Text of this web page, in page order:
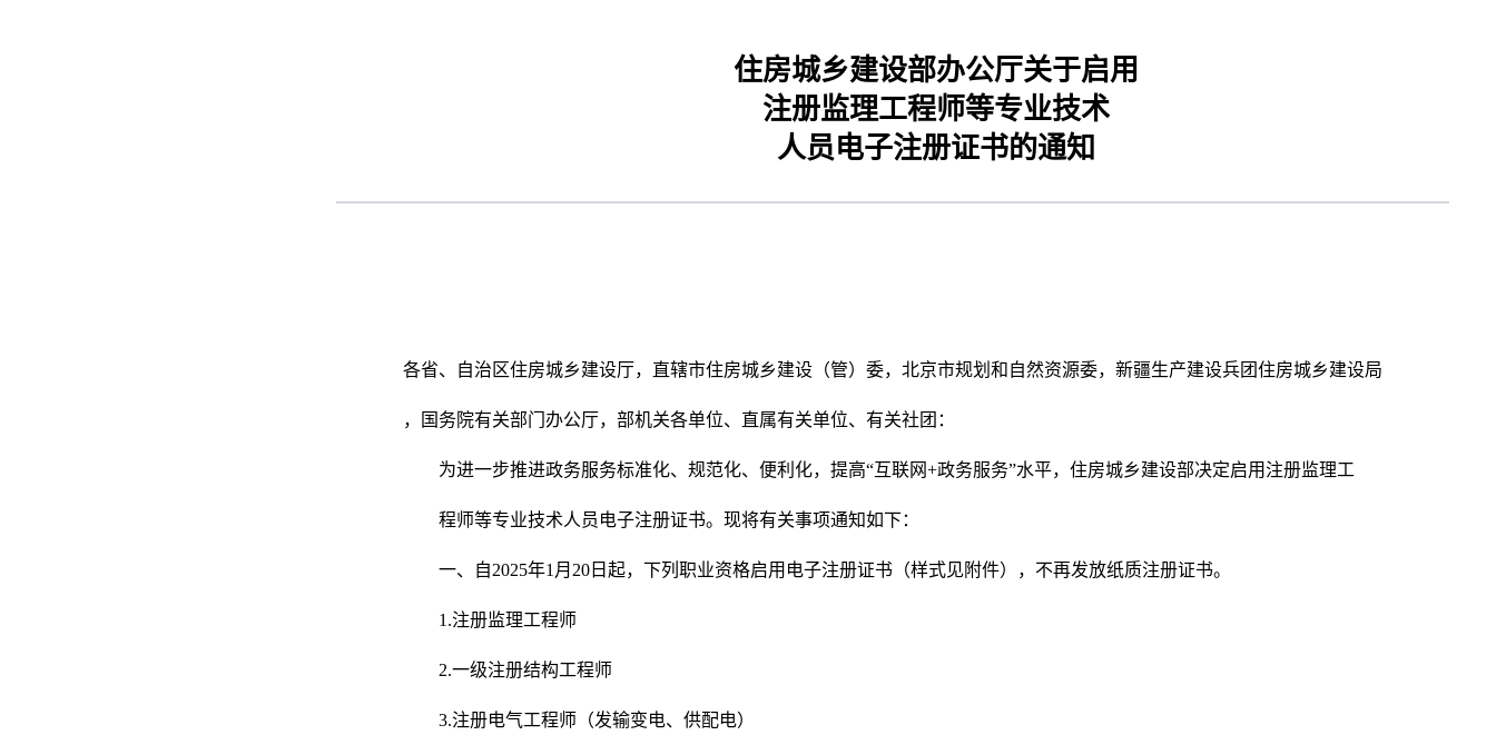
住房城乡建设部办公厅关于启用
注册监理工程师等专业技术
人员电子注册证书的通知
各省、自治区住房城乡建设厅，直辖市住房城乡建设（管）委，北京市规划和自然资源委，新疆生产建设兵团住房城乡建设局
，国务院有关部门办公厅，部机关各单位、直属有关单位、有关社团：
为进一步推进政务服务标准化、规范化、便利化，提高“互联网+政务服务”水平，住房城乡建设部决定启用注册监理工
程师等专业技术人员电子注册证书。现将有关事项通知如下：
一、自2025年1月20日起，下列职业资格启用电子注册证书（样式见附件），不再发放纸质注册证书。
1.注册监理工程师
2.一级注册结构工程师
3.注册电气工程师（发输变电、供配电）